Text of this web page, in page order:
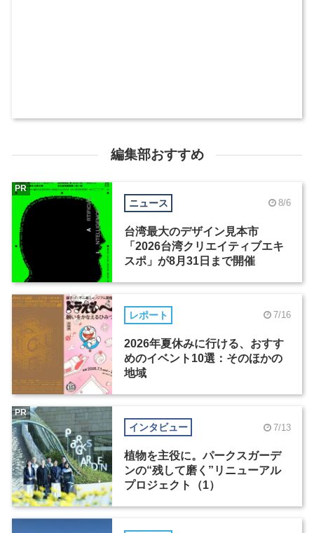
編集部おすすめ
ニュース 8/6
台湾最大のデザイン見本市
「2026台湾クリエイティブエキ
スポ」が8月31日まで開催
PR
レポート 7/16
2026年夏休みに行ける、おすす
めのイベント10選：そのほかの
地域
インタビュー 7/13
植物を主役に。パークスガーデ
ンの“残して磨く”リニューアル
プロジェクト（1）
PR